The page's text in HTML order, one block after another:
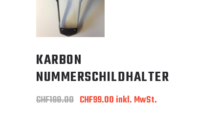
KARBON
NUMMERSCHILDHALTER
CHF198.00 Ursprünglicher
CHF99.00 Aktueller
inkl. MwSt.